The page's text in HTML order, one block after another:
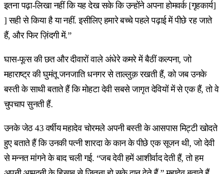
इतना पढ़ा-लिखा नहीं कि यह देख सके कि उन्होंने अपना होमवर्क [गृहकार्य]
] सही से किया है या नहीं. इसीलिए हमारे बच्चे पहले पढ़ाई में पीछे रह जाते
हैं, और फिर ज़िंदगी में.”
घास-फूस की छत और दीवारों वाले अंधेरे कमरे में बैठीं कल्पना, जो
महाराष्ट्र की घुमंतू जनजाति धनगर से ताल्लुक़ रखती हैं, को जब उनके
बस्ती के साथी बताते हैं कि मोहटा देवी सबसे जागृत देवियों में से एक हैं, तो वे
चुपचाप सुनती हैं.
उनके जेठ 43 वर्षीय महादेव चोरमले अपनी बस्ती के आसपास मिट्टी खोदते
हुए बताते हैं कि उनकी पत्नी शारदा के कान के पीछे एक सूजन थी, जो देवी
से मन्नत मांगने के बाद चली गई. “जब देवी हमें आशीर्वाद देती हैं, तो हम